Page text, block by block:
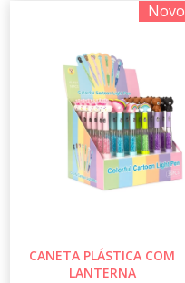
Novo
CANETA PLÁSTICA COM
LANTERNA